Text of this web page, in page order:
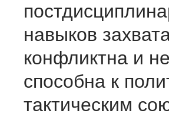
навыков
конфликтна и
способна к
тактическим